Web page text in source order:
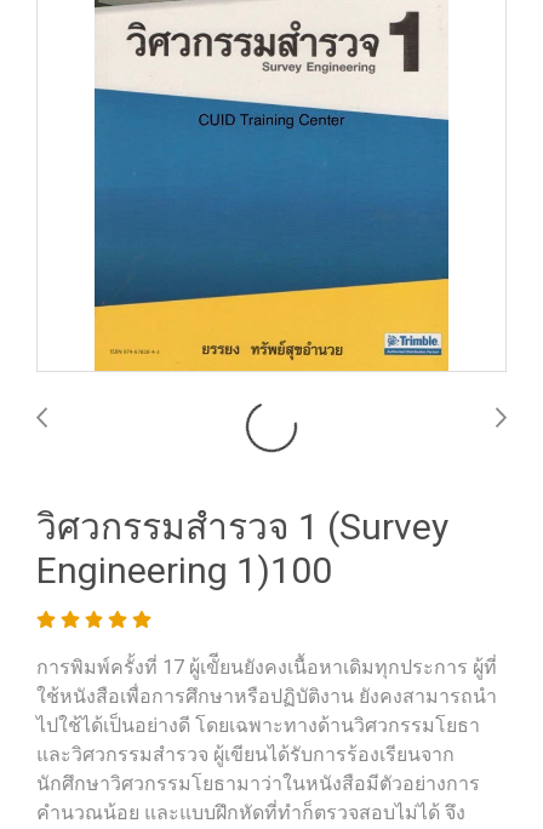
วิศวกรรมสำรวจ 1 (Survey
Engineering 1)100
การพิมพ์ครั้งที่ 17 ผู้เขัียนยังคงเนื้อหาเดิมทุกประการ ผู้ที่
ใช้หนังสือเพื่อการศึกษาหรือปฏิบัติงาน ยังคงสามารถนำ
ไปใช้ได้เป็นอย่างดี โดยเฉพาะทางด้านวิศวกรรมโยธา
และวิศวกรรมสำรวจ ผู้เขียนได้รับการร้องเรียนจาก
นักศึกษาวิศวกรรมโยธามาว่าในหนังสือมีตัวอย่างการ
คำนวณน้อย และแบบฝึกหัดที่ทำก็ตรวจสอบไม่ได้ จึง